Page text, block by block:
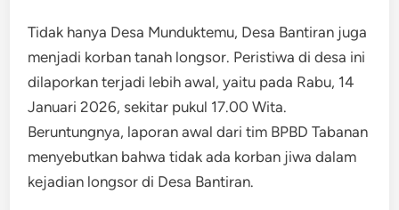
Tidak hanya Desa Munduktemu, Desa Bantiran juga
menjadi korban tanah longsor. Peristiwa di desa ini
dilaporkan terjadi lebih awal, yaitu pada Rabu, 14
Januari 2026, sekitar pukul 17.00 Wita.
Beruntungnya, laporan awal dari tim BPBD Tabanan
menyebutkan bahwa tidak ada korban jiwa dalam
kejadian longsor di Desa Bantiran.